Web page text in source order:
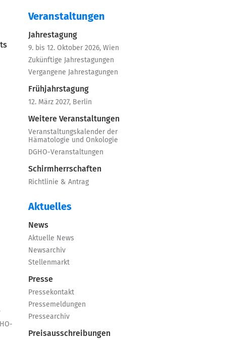
Veranstaltungen
Jahrestagung
9. bis 12. Oktober 2026, Wien
Zukünftige Jahrestagungen
Vergangene Jahrestagungen
Frühjahrstagung
12. März 2027, Berlin
Weitere Veranstaltungen
Veranstaltungskalender der
Hämatologie und Onkologie
DGHO-Veranstaltungen
Schirmherrschaften
Richtlinie & Antrag
Aktuelles
News
Aktuelle News
Newsarchiv
Stellenmarkt
Presse
Pressekontakt
Pressemeldungen
Pressearchiv
Preisausschreibungen